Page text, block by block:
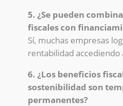
5. ¿Se pueden
fiscales con
Sí, muchas empresas
rentabilidad accediendo
6. ¿Los beneficios
sostenibilidad son
permanentes?